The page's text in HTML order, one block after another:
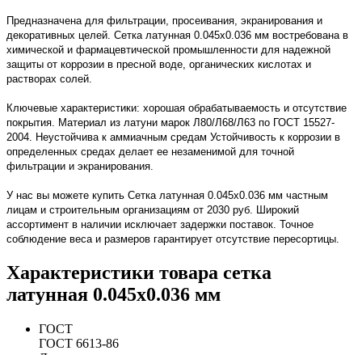
Предназначена для фильтрации, просеивания, экранирования и
декоративных целей. Сетка латунная 0.045х0.036 мм востребована в
химической и фармацевтической промышленности для надежной
защиты от коррозии в пресной воде, органических кислотах и
растворах солей.
Ключевые характеристики: хорошая обрабатываемость и отсутствие
покрытия. Материал из латуни марок Л80/Л68/Л63 по ГОСТ 15527-
2004. Неустойчива к аммиачным средам Устойчивость к коррозии в
определенных средах делает ее незаменимой для точной
фильтрации и экранирования.
У нас вы можете купить Сетка латунная 0.045х0.036 мм частным
лицам и строительным организациям от 2030 руб. Широкий
ассортимент в наличии исключает задержки поставок. Точное
соблюдение веса и размеров гарантирует отсутствие пересортицы.
Характеристики товара сетка
латунная 0.045х0.036 мм
ГОСТ
ГОСТ 6613-86